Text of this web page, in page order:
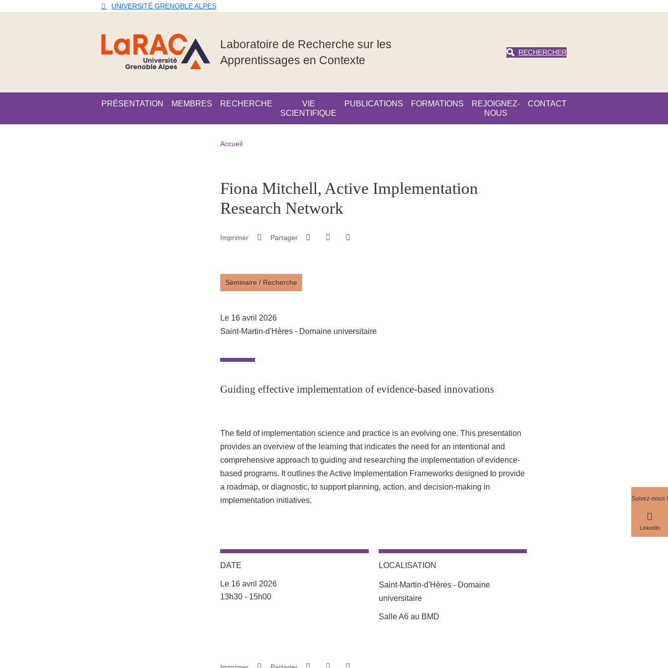
UNIVERSITÉ GRENOBLE ALPES
Suivez-nous !
LinkedIn
Laboratoire de Recherche sur les
Apprentissages en Contexte
RECHERCHER
Navigation principale
PRÉSENTATION MEMBRES RECHERCHE
VIE
SCIENTIFIQUE
PUBLICATIONS FORMATIONS
REJOIGNEZ-
NOUS
CONTACT
Fil d'Ariane
Accueil
Navigation principale SidebarFiona Mitchell, Active Implementation
Research Network
Imprimer Partager Partager sur Facebook
Partager sur LinkedIn
Séminaire / Recherche
Le 16 avril 2026
Saint-Martin-d'Hères - Domaine universitaire
Guiding effective implementation of evidence-based innovations
The field of implementation science and practice is an evolving one. This presentation
provides an overview of the learning that indicates the need for an intentional and
comprehensive approach to guiding and researching the implementation of evidence-
based programs. It outlines the Active Implementation Frameworks designed to provide
a roadmap, or diagnostic, to support planning, action, and decision-making in
implementation initiatives.
DATE
Le 16 avril 2026
Complément date
13h30 - 15h00
LOCALISATION
Saint-Martin-d'Hères - Domaine
universitaire
Complément lieu
Salle A6 au BMD
Partager sur Facebook
Partager sur LinkedIn